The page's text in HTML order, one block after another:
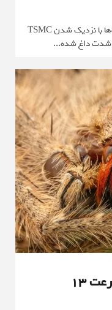
رقابت در بازار ریخته‌گری (Foundry) تراشه‌ها با نزدیک شدن TSMC
سریع‌ترین عنکبوت جهان با سرعت ۱۳